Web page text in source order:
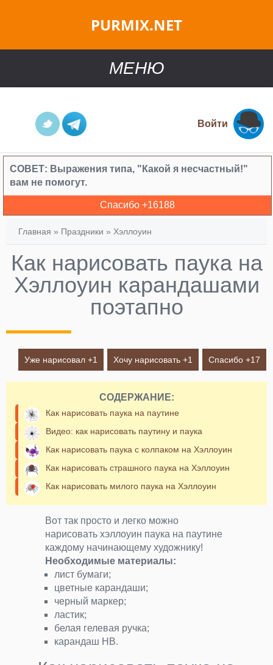
PURMIX.NET
МЕНЮ
Войти
СОВЕТ: Выражения типа, "Какой я несчастный!"
вам не помогут.
Спасибо +16188
Главная » Праздники » Хэллоуин
Как нарисовать паука на
Хэллоуин карандашами
поэтапно
Уже нарисовал +1 Хочу нарисовать +1 Спасибо +17
СОДЕРЖАНИЕ:
Как нарисовать паука на паутине
Видео: как нарисовать паутину и паука
Как нарисовать паука с колпаком на Хэллоуин
Как нарисовать страшного паука на Хэллоуин
Как нарисовать милого паука на Хэллоуин
Вот так просто и легко можно
нарисовать хэллоуин паука на паутине
каждому начинающему художнику!
Необходимые материалы:
лист бумаги;
цветные карандаши;
черный маркер;
ластик;
белая гелевая ручка;
карандаш НВ.